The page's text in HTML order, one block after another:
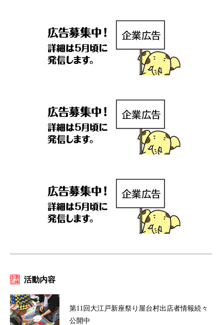
活動内容
第11回大江戸新座祭り屋台村出店者情報続々
公開中